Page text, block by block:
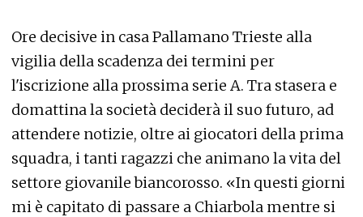
Ore decisive in casa Pallamano Trieste alla
vigilia della scadenza dei termini per
l'iscrizione alla prossima serie A. Tra stasera e
domattina la società deciderà il suo futuro, ad
attendere notizie, oltre ai giocatori della prima
squadra, i tanti ragazzi che animano la vita del
settore giovanile biancorosso. «In questi giorni
mi è capitato di passare a Chiarbola mentre si